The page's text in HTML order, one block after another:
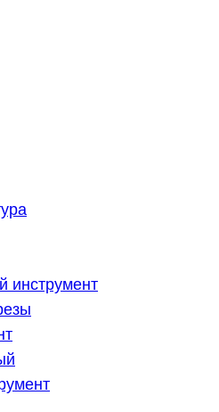
инструмент